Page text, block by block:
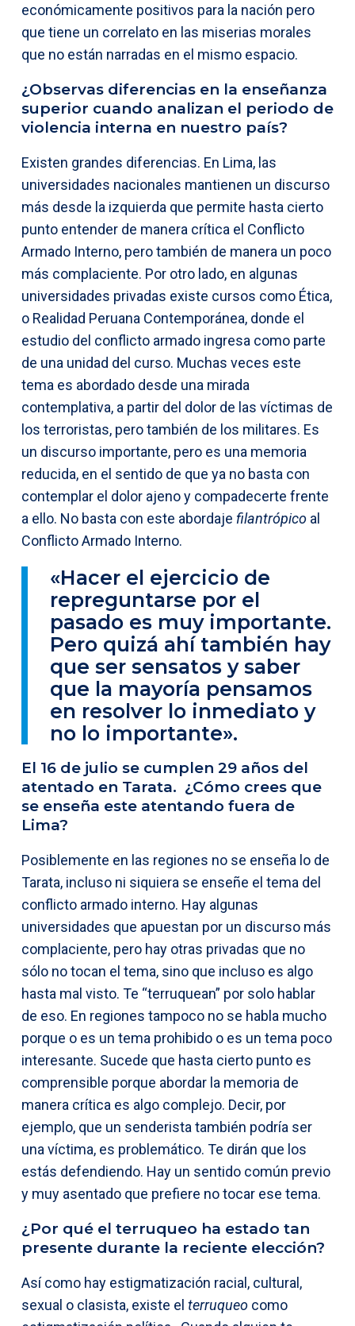
económicamente positivos para la nación pero
que tiene un correlato en las miserias morales
que no están narradas en el mismo espacio.
¿Observas diferencias en la enseñanza
superior cuando analizan el periodo de
violencia interna en nuestro país?
Existen grandes diferencias. En Lima, las
universidades nacionales mantienen un discurso
más desde la izquierda que permite hasta cierto
punto entender de manera crítica el Conflicto
Armado Interno, pero también de manera un poco
más complaciente. Por otro lado, en algunas
universidades privadas existe cursos como Ética,
o Realidad Peruana Contemporánea, donde el
estudio del conflicto armado ingresa como parte
de una unidad del curso. Muchas veces este
tema es abordado desde una mirada
contemplativa, a partir del dolor de las víctimas de
los terroristas, pero también de los militares. Es
un discurso importante, pero es una memoria
reducida, en el sentido de que ya no basta con
contemplar el dolor ajeno y compadecerte frente
a ello. No basta con este abordaje filantrópico al
Conflicto Armado Interno.
«Hacer el ejercicio de
repreguntarse por el
pasado es muy importante.
Pero quizá ahí también hay
que ser sensatos y saber
que la mayoría pensamos
en resolver lo inmediato y
no lo importante».
El 16 de julio se cumplen 29 años del
atentado en Tarata. ¿Cómo crees que
se enseña este atentando fuera de
Lima?
Posiblemente en las regiones no se enseña lo de
Tarata, incluso ni siquiera se enseñe el tema del
conflicto armado interno. Hay algunas
universidades que apuestan por un discurso más
complaciente, pero hay otras privadas que no
sólo no tocan el tema, sino que incluso es algo
hasta mal visto. Te “terruquean” por solo hablar
de eso. En regiones tampoco no se habla mucho
porque o es un tema prohibido o es un tema poco
interesante. Sucede que hasta cierto punto es
comprensible porque abordar la memoria de
manera crítica es algo complejo. Decir, por
ejemplo, que un senderista también podría ser
una víctima, es problemático. Te dirán que los
estás defendiendo. Hay un sentido común previo
y muy asentado que prefiere no tocar ese tema.
¿Por qué el terruqueo ha estado tan
presente durante la reciente elección?
Así como hay estigmatización racial, cultural,
sexual o clasista, existe el terruqueo como